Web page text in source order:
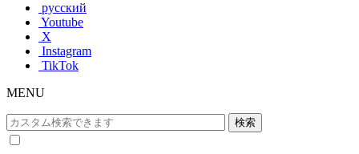
русский
Youtube
X
Instagram
TikTok
MENU